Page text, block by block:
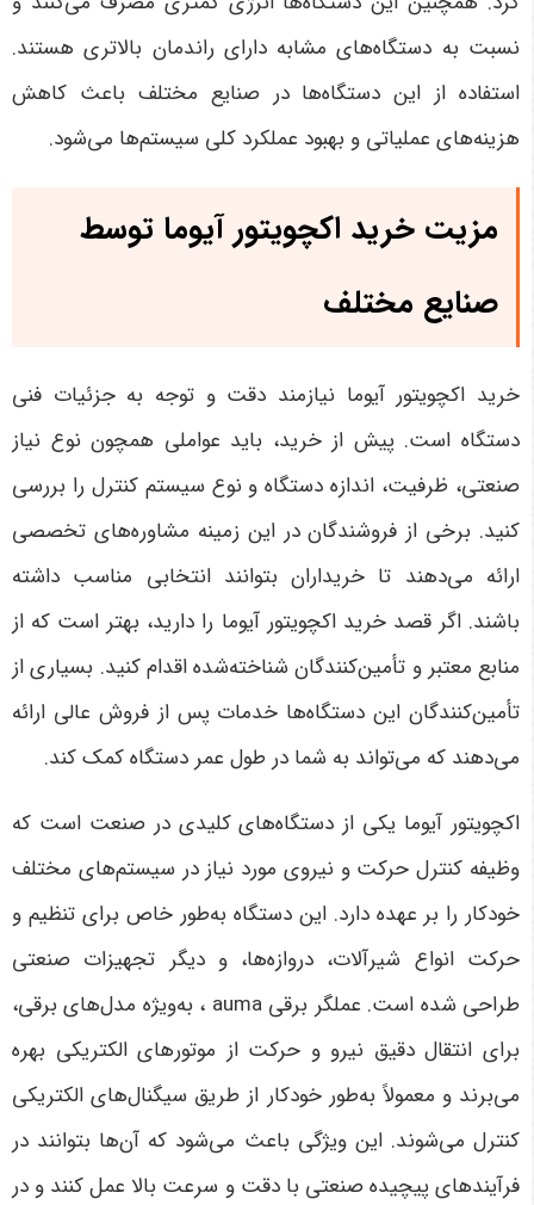
نسبت به دستگاه‌های مشابه دارای راندمان بالاتری هستند.
استفاده از این دستگاه‌ها در صنایع مختلف باعث کاهش
هزینه‌های عملیاتی و بهبود عملکرد کلی سیستم‌ها می‌شود.
مزیت خرید اکچویتور آیوما توسط
صنایع مختلف
خرید اکچویتور آیوما نیازمند دقت و توجه به جزئیات فنی
دستگاه است. پیش از خرید، باید عواملی همچون نوع نیاز
صنعتی، ظرفیت، اندازه دستگاه و نوع سیستم کنترل را بررسی
کنید. برخی از فروشندگان در این زمینه مشاوره‌های تخصصی
ارائه می‌دهند تا خریداران بتوانند انتخابی مناسب داشته
باشند. اگر قصد خرید اکچویتور آیوما را دارید، بهتر است که از
منابع معتبر و تأمین‌کنندگان شناخته‌شده اقدام کنید. بسیاری از
تأمین‌کنندگان این دستگاه‌ها خدمات پس از فروش عالی ارائه
می‌دهند که می‌تواند به شما در طول عمر دستگاه کمک کند.
اکچویتور آیوما یکی از دستگاه‌های کلیدی در صنعت است که
وظیفه کنترل حرکت و نیروی مورد نیاز در سیستم‌های مختلف
خودکار را بر عهده دارد. این دستگاه به‌طور خاص برای تنظیم و
حرکت انواع شیرآلات، دروازه‌ها، و دیگر تجهیزات صنعتی
طراحی شده است. عملگر برقی auma
، به‌ویژه مدل‌های برقی،
برای انتقال دقیق نیرو و حرکت از موتورهای الکتریکی بهره
می‌برند و معمولاً به‌طور خودکار از طریق سیگنال‌های الکتریکی
کنترل می‌شوند. این ویژگی باعث می‌شود که آن‌ها بتوانند در
فرآیندهای پیچیده صنعتی با دقت و سرعت بالا عمل کنند و در